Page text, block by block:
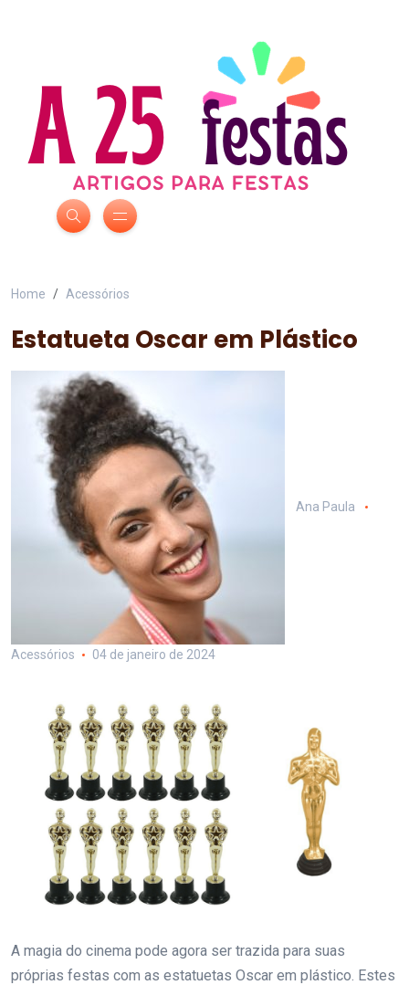
Home Acessórios
Estatueta Oscar em Plástico
Ana Paula
Acessórios 04 de janeiro de 2024
A magia do cinema pode agora ser trazida para suas
próprias festas com as estatuetas Oscar em plástico. Estes